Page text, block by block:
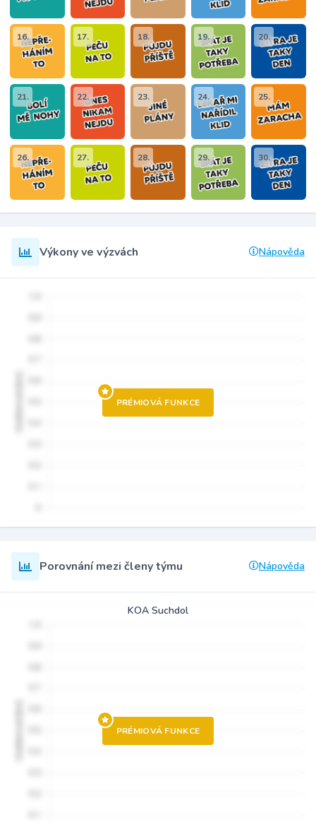
16. 17. 18. 19. 20.
21. 22. 23. 24. 25.
26. 27. 28. 29. 30.
Výkony ve výzvách Nápověda
PRÉMIOVÁ FUNKCE
Porovnání mezi členy týmu Nápověda
KOA Suchdol
PRÉMIOVÁ FUNKCE